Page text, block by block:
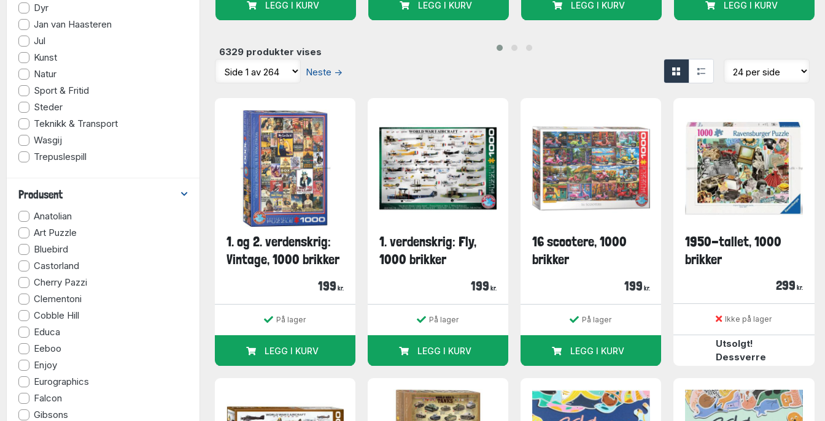
Dyr
Jan van Haasteren
Jul
Kunst
Natur
Sport & Fritid
Steder
Teknikk & Transport
Wasgij
Trepuslespill
Produsent
Anatolian
Art Puzzle
Bluebird
Castorland
Cherry Pazzi
Clementoni
Cobble Hill
Educa
Eeboo
Enjoy
Eurographics
Falcon
Gibsons
Piatnik(33 på lager)
Vissevasse(24 på lager)
Martin Schwartz
(20 på lager)
Yazz(12 på lager)
Koustrup & Co(8 på lager)
Lautapelit(7 på lager)
LEGG I KURV LEGG I KURV LEGG I KURV LEGG I KURV
6329 produkter vises
Neste →
1. og 2. verdenskrig:
Vintage, 1000 brikker
199 kr.
På lager
LEGG I KURV
1. verdenskrig: Fly,
1000 brikker
199 kr.
På lager
LEGG I KURV
16 scootere, 1000
brikker
199 kr.
På lager
LEGG I KURV
1950-tallet, 1000
brikker
299 kr.
Ikke på lager
Utsolgt!
Dessverre